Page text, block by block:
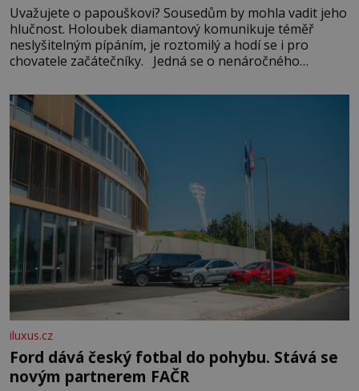
Uvažujete o papouškovi? Sousedům by mohla vadit jeho
hlučnost. Holoubek diamantový komunikuje téměř
neslyšitelným pípáním, je roztomilý a hodí se i pro
chovatele začátečníky. Jedná se o nenáročného
času tráví na zemi, kde sbírá zbytky semínek Jeho
domovinou je prakticky celá Austrálie s výjimkou
pobřežní oblasti.
iluxus.cz
Ford dává český fotbal do pohybu. Stává se
novým partnerem FAČR